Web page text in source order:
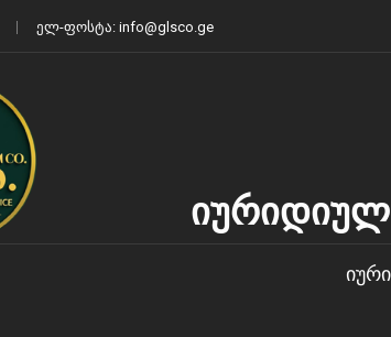
ელ-ფოსტა: info@glsco.ge